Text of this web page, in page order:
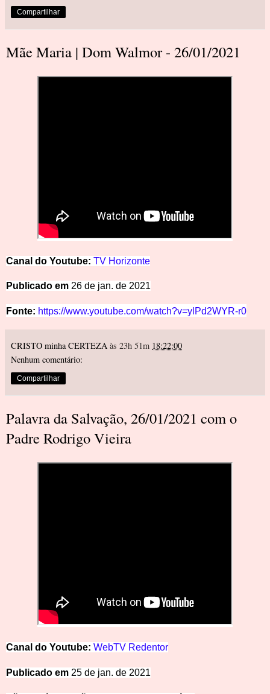
Compartilhar
Mãe Maria | Dom Walmor - 26/01/2021
Canal do Youtube: TV Horizonte
Publicado em 26 de jan. de 2021
Fonte: https://www.youtube.com/watch?v=ylPd2WYR-r0
CRISTO minha CERTEZA às 23h 51m 18:22:00
Nenhum comentário:
Compartilhar
Palavra da Salvação, 26/01/2021 com o
Padre Rodrigo Vieira
Canal do Youtu be: WebTV Redentor
Publicado em 25 de jan. de 2021